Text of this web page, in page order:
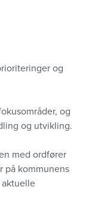
og
og
og utvikling.
med ordfører
på kommunens